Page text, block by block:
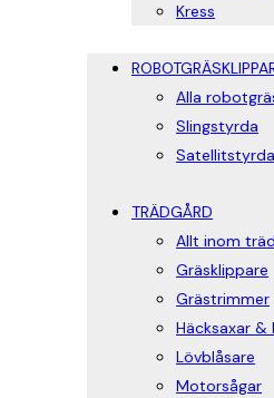
Kress
Alla
Slingstyrda
Satellitstyrda
TRÄDGÅRD
Allt inom
Gräsklippare
Grästrimmer
Häcksaxar &
Lövblåsare
Motorsågar